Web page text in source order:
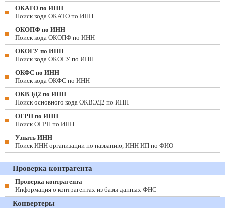
ОКАТО по ИНН
Поиск кода ОКАТО по ИНН
ОКОПФ по ИНН
Поиск кода ОКОПФ по ИНН
ОКОГУ по ИНН
Поиск кода ОКОГУ по ИНН
ОКФС по ИНН
Поиск кода ОКФС по ИНН
ОКВЭД2 по ИНН
Поиск основного кода ОКВЭД2 по ИНН
ОГРН по ИНН
Поиск ОГРН по ИНН
Узнать ИНН
Поиск ИНН организации по названию, ИНН ИП по ФИО
Проверка контрагента
Проверка контрагента
Информация о контрагентах из базы данных ФНС
Конвертеры